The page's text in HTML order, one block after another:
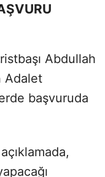
Abdullah
Adalet
başvuruda